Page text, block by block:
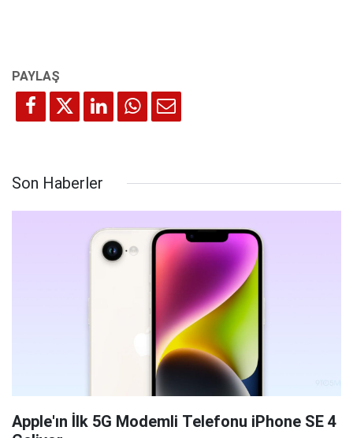
Son Haberler
Apple'ın İlk 5G Modemli Telefonu iPhone SE 4